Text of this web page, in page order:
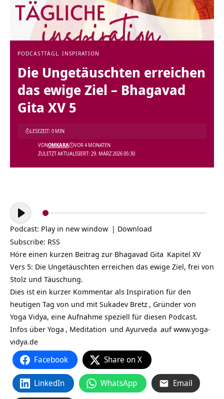
PODCASTTÄGL. INSPIRATION
Die Ungetäuschten erreichen
das ewige Ziel – Bhagavad
Gita XV 5
ZULETZT AKTUALISIERT: 29. MÄRZ 2026 05:30
VONOMKARA VOR 4 MONATEN
LESEZEIT: 0 MIN
Audio-
Player
Podcast: Play in new window | Download
Subscribe: RSS
Höre einen kurzen Beitrag zur Bhagavad Gita Kapitel XV
Vers 5: Die Ungetäuschten erreichen das ewige Ziel, frei von
Stolz und Täuschung.
Dies ist ein kurzer Kommentar als Inspiration für den
heutigen Tag von und mit Sukadev Bretz , Gründer von
Yoga Vidya, eine Aufnahme speziell für diesen Podcast.
Infos über Yoga , Meditation und Ayurveda aufwww.yoga-
vidya.de
Facebook Share on X
LinkedIn WhatsApp Email